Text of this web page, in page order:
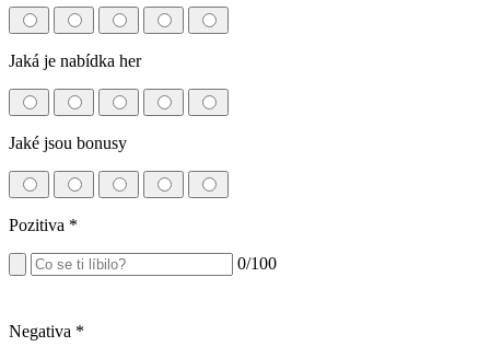
Jaká je nabídka her
Jaké jsou bonusy
Pozitiva *
0/100
Negativa *